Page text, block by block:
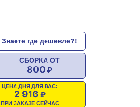
Знаете где дешевле?!
СБОРКА ОТ
800
ЦЕНА ДНЯ ДЛЯ ВАС:
2 916
ПРИ ЗАКАЗЕ СЕЙЧАС